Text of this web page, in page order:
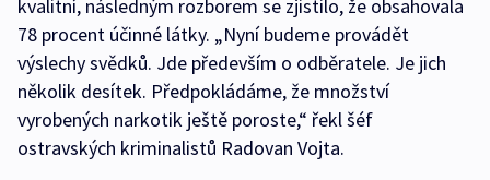
kvalitní, následným rozborem se zjistilo, že obsahovala
78 procent účinné látky. „Nyní budeme provádět
výslechy svědků. Jde především o odběratele. Je jich
několik desítek. Předpokládáme, že množství
vyrobených narkotik ještě poroste,“ řekl šéf
ostravských kriminalistů Radovan Vojta.